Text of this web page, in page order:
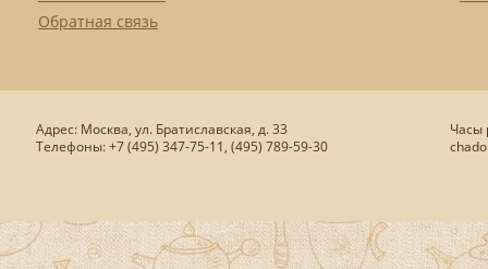
Обратная связь
Адрес: Москва, ул. Братиславская, д. 33
Телефоны: +7 (495) 347-75-11, (495) 789-59-30
Часы